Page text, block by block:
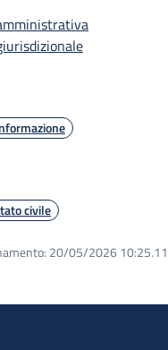
civile
20/05/2026 10:25.11